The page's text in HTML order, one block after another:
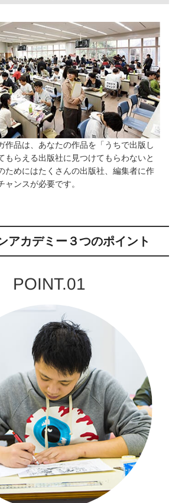
作品は、あなたの作品を「うちで出版し
もらえる出版社に見つけてもらわないと
ためにはたくさんの出版社、編集者に作
ャンスが必要です。
アカデミー３つのポイント
POINT.01